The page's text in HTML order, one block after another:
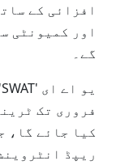
افزائی کے
اور کمیونٹی
گے۔
فروری تک
کیا جائے گا،
ریپڈ